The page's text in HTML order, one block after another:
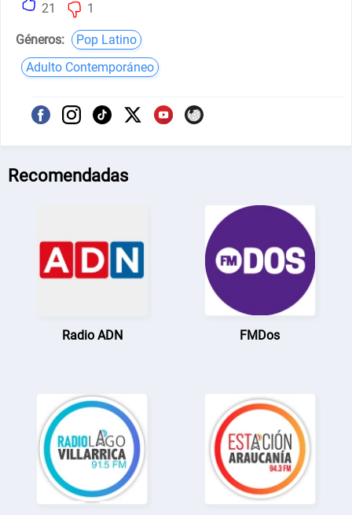
21 1
Géneros:
Pop Latino
Adulto Contemporáneo
Recomendadas
Radio ADN FMDos